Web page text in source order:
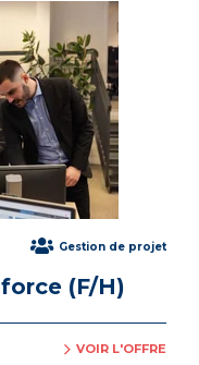
Gestion de projet
(F/H)
VOIR L'OFFRE